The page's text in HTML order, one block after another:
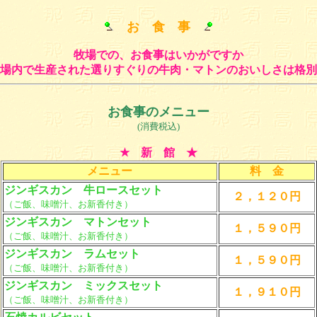
お 食 事
牧場での、お食事はいかがですか
内で生産された選りすぐりの牛肉・マトンのおいしさは格
お食事のメニュー
(消費税込)
★ 新 館 ★
メニュー
料 金
ジンギスカン 牛ロースセット
（ご飯、味噌汁、お新香付き）
２，１２０円
ジンギスカン マトンセット
（ご飯、味噌汁、お新香付き）
１，５９０円
ジンギスカン ラムセット
（ご飯、味噌汁、お新香付き）
１，５９０円
ジンギスカン ミックスセット
（ご飯、味噌汁、お新香付き）
１，９１０円